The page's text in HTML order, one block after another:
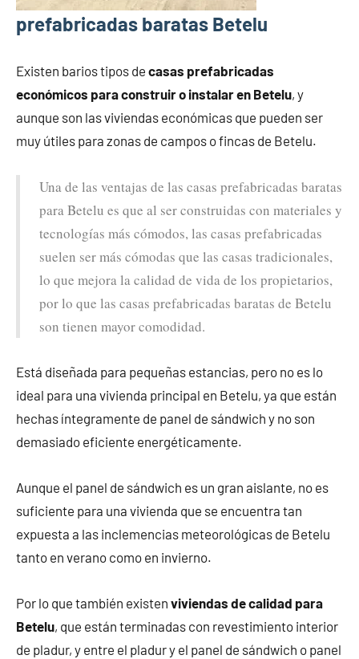
prefabricadas baratas Betelu
Existen barios tipos de casas prefabricadas
económicos para construir o instalar en Betelu, y
aunque son las viviendas económicas que pueden ser
muy útiles para zonas de campos o fincas de Betelu.
Una de las ventajas de las casas prefabricadas baratas
para Betelu es que al ser construidas con materiales y
tecnologías más cómodos, las casas prefabricadas
suelen ser más cómodas que las casas tradicionales,
lo que mejora la calidad de vida de los propietarios,
por lo que las casas prefabricadas baratas de Betelu
son tienen mayor comodidad.
Está diseñada para pequeñas estancias, pero no es lo
ideal para una vivienda principal en Betelu, ya que están
hechas íntegramente de panel de sándwich y no son
demasiado eficiente energéticamente.
Aunque el panel de sándwich es un gran aislante, no es
suficiente para una vivienda que se encuentra tan
expuesta a las inclemencias meteorológicas de Betelu
tanto en verano como en invierno.
Por lo que también existen viviendas de calidad para
Betelu, que están terminadas con revestimiento interior
de pladur, y entre el pladur y el panel de sándwich o panel